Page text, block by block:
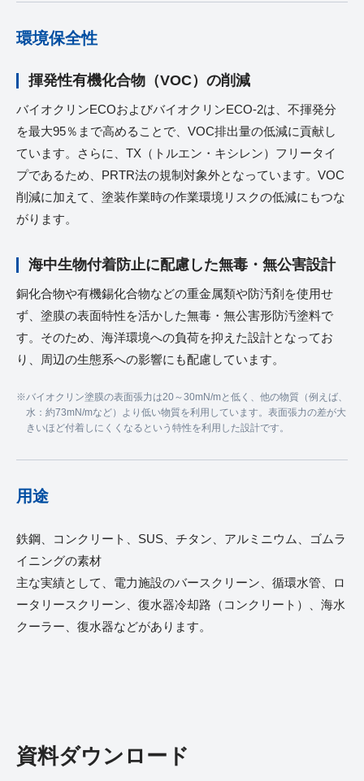
環境保全性
揮発性有機化合物（VOC）の削減
バイオクリンECOおよびバイオクリンECO-2は、不揮発分
を最大95％まで高めることで、VOC排出量の低減に貢献し
ています。さらに、TX（トルエン・キシレン）フリータイ
プであるため、PRTR法の規制対象外となっています。VOC
削減に加えて、塗装作業時の作業環境リスクの低減にもつな
がります。
海中生物付着防止に配慮した無毒・無公害設計
銅化合物や有機錫化合物などの重金属類や防汚剤を使用せ
ず、塗膜の表面特性を活かした無毒・無公害形防汚塗料で
す。そのため、海洋環境への負荷を抑えた設計となってお
り、周辺の生態系への影響にも配慮しています。
バイオクリン塗膜の表面張力は20～30mN/mと低く、他の物質（例えば、
水：約73mN/mなど）より低い物質を利用しています。表面張力の差が大
きいほど付着しにくくなるという特性を利用した設計です。
用途
鉄鋼、コンクリート、SUS、チタン、アルミニウム、ゴムラ
イニングの素材
主な実績として、電力施設のバースクリーン、循環水管、ロ
ータリースクリーン、復水器冷却路（コンクリート）、海水
クーラー、復水器などがあります。
資料ダウンロード